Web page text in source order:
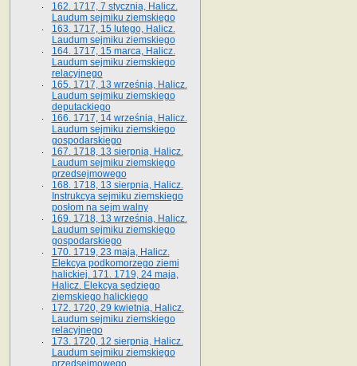
162. 1717, 7 stycznia, Halicz.
Laudum sejmiku ziemskiego
163. 1717, 15 lutego, Halicz.
Laudum sejmiku ziemskiego
164. 1717, 15 marca, Halicz.
Laudum sejmiku ziemskiego
relacyjnego
165. 1717, 13 września, Halicz.
Laudum sejmiku ziemskiego
deputackiego
166. 1717, 14 września, Halicz.
Laudum sejmiku ziemskiego
gospodarskiego
167. 1718, 13 sierpnia, Halicz.
Laudum sejmiku ziemskiego
przedsejmowego
168. 1718, 13 sierpnia, Halicz.
Instrukcya sejmiku ziemskiego
posłom na sejm walny
169. 1718, 13 września, Halicz.
Laudum sejmiku ziemskiego
gospodarskiego
170. 1719, 23 maja, Halicz.
Elekcya podkomorzego ziemi
halickiej. 171. 1719, 24 maja,
Halicz. Elekcya sędziego
ziemskiego halickiego
172. 1720, 29 kwietnia, Halicz.
Laudum sejmiku ziemskiego
relacyjnego
173. 1720, 12 sierpnia, Halicz.
Laudum sejmiku ziemskiego
przedsejmowego